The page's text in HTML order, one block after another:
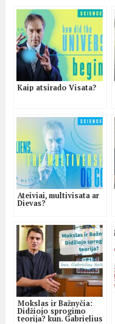
Kaip atsirado Visata?
Ateiviai, multivisata ar
Dievas?
Mokslas ir Bažnyčia:
Didžiojo sprogimo
teorija? kun. Gabrielius